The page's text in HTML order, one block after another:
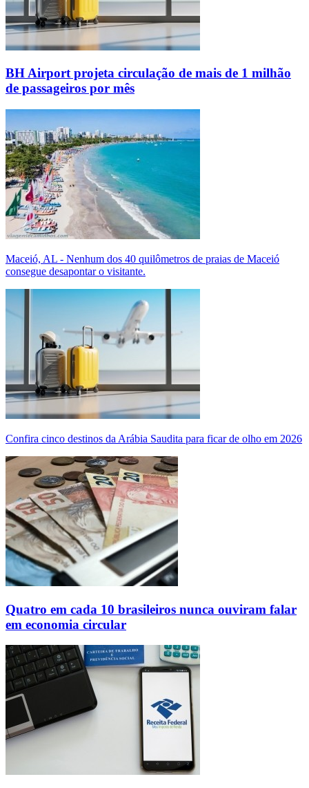
BH Airport projeta circulação de mais de 1 milhão
de passageiros por mês
Maceió, AL - Nenhum dos 40 quilômetros de praias de Maceió
consegue desapontar o visitante.
Confira cinco destinos da Arábia Saudita para ficar de olho em 2026
Quatro em cada 10 brasileiros nunca ouviram falar
em economia circular